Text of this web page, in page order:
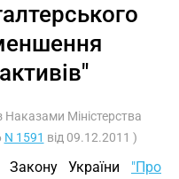
Наказами Міністерства
N 1591 від 09.12.2011 )
Закону України "Про